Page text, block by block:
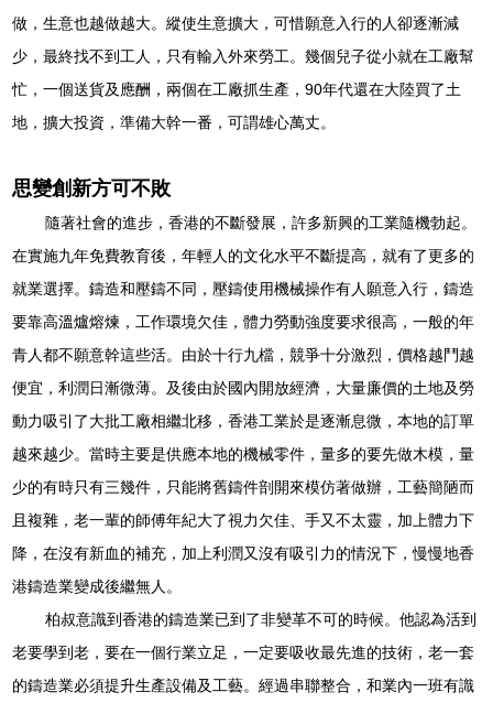
做，生意也越做越大。縱使生意擴大，可惜願意入行的人卻逐漸減
少，最終找不到工人，只有輸入外來勞工。幾個兒子從小就在工廠幫
忙，一個送貨及應酬，兩個在工廠抓生產，90年代還在大陸買了土
地，擴大投資，準備大幹一番，可謂雄心萬丈。
思變創新方可不敗
隨著社會的進步，香港的不斷發展，許多新興的工業隨機勃起。
在實施九年免費教育後，年輕人的文化水平不斷提高，就有了更多的
就業選擇。鑄造和壓鑄不同，壓鑄使用機械操作有人願意入行，鑄造
要靠高溫爐熔煉，工作環境欠佳，體力勞動強度要求很高，一般的年
青人都不願意幹這些活。由於十行九檔，競爭十分激烈，價格越鬥越
便宜，利潤日漸微薄。及後由於國內開放經濟，大量廉價的土地及勞
動力吸引了大批工廠相繼北移，香港工業於是逐漸息微，本地的訂單
越來越少。當時主要是供應本地的機械零件，量多的要先做木模，量
少的有時只有三幾件，只能將舊鑄件剖開來模仿著做辦，工藝簡陋而
且複雜，老一輩的師傅年紀大了視力欠佳、手又不太靈，加上體力下
降，在沒有新血的補充，加上利潤又沒有吸引力的情況下，慢慢地香
港鑄造業變成後繼無人。
柏叔意識到香港的鑄造業已到了非變革不可的時候。他認為活到
老要學到老，要在一個行業立足，一定要吸收最先進的技術，老一套
的鑄造業必須提升生產設備及工藝。經過串聯整合，和業內一班有識